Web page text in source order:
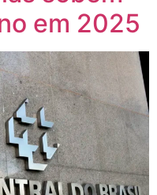
em 2025